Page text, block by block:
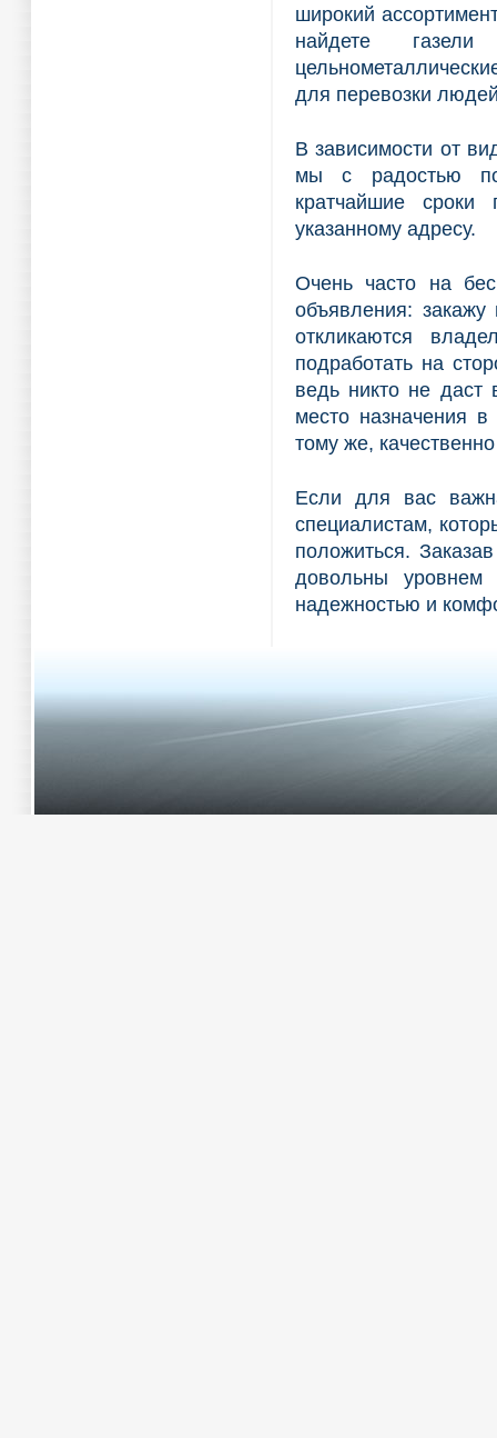
широкий
найдете
для перевозки
В зависимости от
мы с радостью
кратчайшие сроки
указанному адресу.
Очень часто на
объявления:
откликаются
подработать на
ведь никто не даст
место назначения
тому же,
Если для вас
специалистам,
положиться.
довольны уровнем
надежностью и